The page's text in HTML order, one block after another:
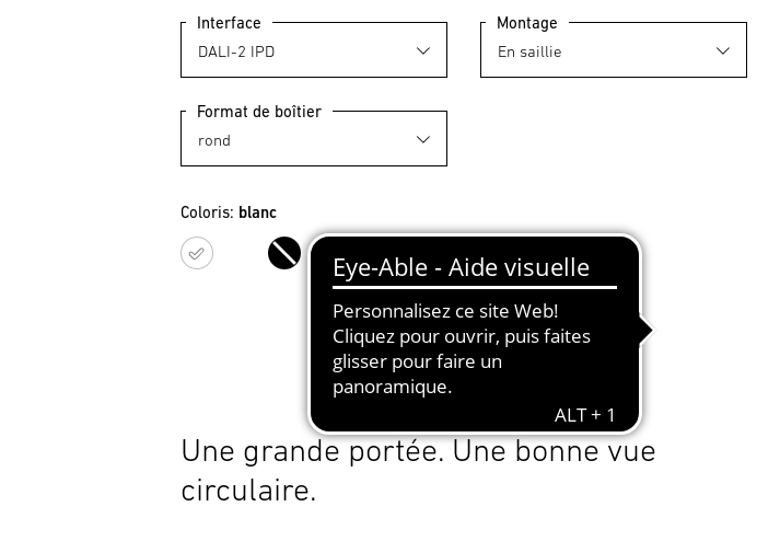
Interface Montage
Format de boîtier
Coloris: blanc
blanc noir
Une grande portée. Une bonne vue
circulaire.